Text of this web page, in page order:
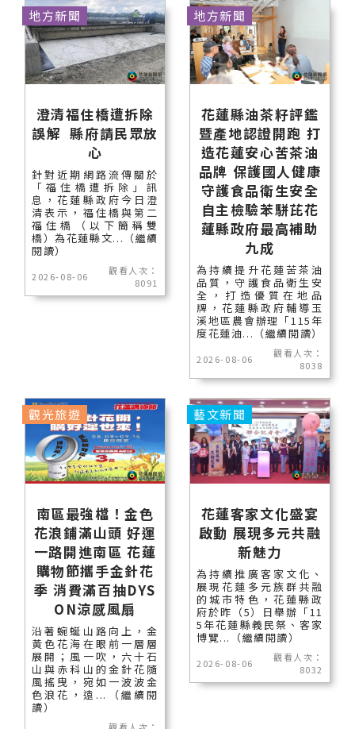
澄清福住橋遭拆除
誤解 縣府請民眾放
心
針對近期網路流傳關於
「福住橋遭拆除」訊
息，花蓮縣政府今日澄
清表示，福住橋與第二
福住橋（以下簡稱雙
橋）為花蓮縣文...（繼續
閱讀）
2026-08-06
觀看人次：
8091
地方新聞
花蓮縣油茶籽評鑑
暨產地認證開跑 打
造花蓮安心苦茶油
品牌 保護國人健康
守護食品衛生安全
自主檢驗苯駢芘花
蓮縣政府最高補助
九成
為持續提升花蓮苦茶油
品質，守護食品衛生安
全，打造優質在地品
牌，花蓮縣政府輔導玉
溪地區農會辦理「115年
度花蓮油...（繼續閱讀）
2026-08-06
觀看人次：
8038
地方新聞
南區最強檔！金色
花浪鋪滿山頭 好運
一路開進南區 花蓮
購物節攜手金針花
季 消費滿百抽DYS
ON涼感風扇
沿著蜿蜒山路向上，金
黃色花海在眼前一層層
展開；風一吹，六十石
山與赤科山的金針花隨
風搖曳，宛如一波波金
色浪花，遠...（繼續閱
讀）
觀光旅遊
花蓮客家文化盛宴
啟動 展現多元共融
新魅力
為持續推廣客家文化、
展現花蓮多元族群共融
的城市特色，花蓮縣政
府於昨（5）日舉辦「11
5年花蓮縣義民祭、客家
博覽...（繼續閱讀）
2026-08-06
觀看人次：
8032
藝文新聞